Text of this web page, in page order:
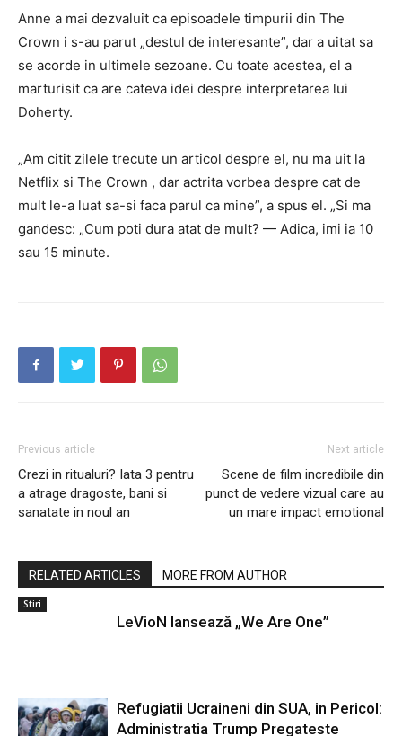
Anne a mai dezvaluit ca episoadele timpurii din The
Crown i s-au parut „destul de interesante”, dar a uitat sa
se acorde in ultimele sezoane. Cu toate acestea, el a
marturisit ca are cateva idei despre interpretarea lui
Doherty.
„Am citit zilele trecute un articol despre el, nu ma uit la
Netflix si The Crown , dar actrita vorbea despre cat de
mult le-a luat sa-si faca parul ca mine”, a spus el. „Si ma
gandesc: „Cum poti dura atat de mult? — Adica, imi ia 10
sau 15 minute.
Previous article
Crezi in ritualuri? Iata 3 pentru
a atrage dragoste, bani si
sanatate in noul an
Next article
Scene de film incredibile din
punct de vedere vizual care au
un mare impact emotional
RELATED ARTICLES MORE FROM AUTHOR
Stiri
LeVioN lansează „We Are One”
Refugiatii Ucraineni din SUA, in Pericol:
Administratia Trump Pregateste